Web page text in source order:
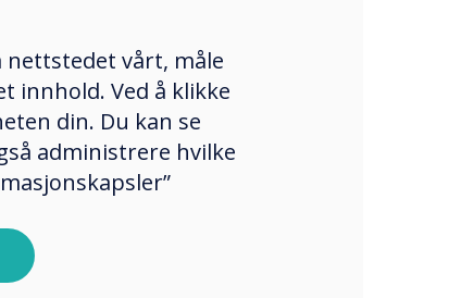
a
our
vårt, måle
innhold. Ved å klikke
din. Du kan se
administrere hvilke